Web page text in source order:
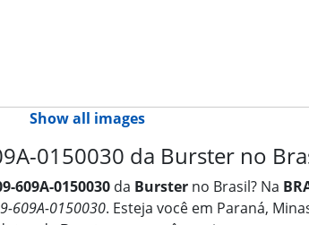
Show all images
0150030 da Burster no
609A-0150030 da Burster no Brasil? Na
609A-0150030. Esteja você em Paraná,